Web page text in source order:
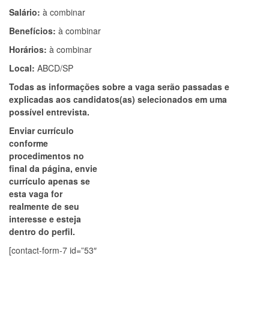
Salário: à combinar
Benefícios: à combinar
Horários: à combinar
Local: ABCD/SP
Todas as informações sobre a vaga serão passadas e
explicadas aos candidatos(as) selecionados em uma
possível entrevista.
Enviar currículo
conforme
procedimentos no
final da página, envie
currículo apenas se
esta vaga for
realmente de seu
interesse e esteja
dentro do perfil.
[contact-form-7 id=”53″